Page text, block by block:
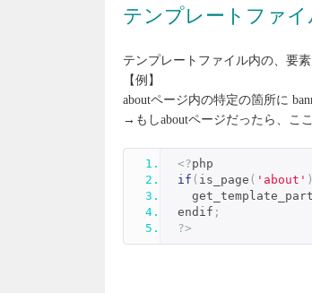
テンプレートファ
テンプレートファイル内の、要
【例】
aboutページ内の特定の箇所に
→もしaboutページだったら、こ
<?php
if ( is_page ( 'about'
  get_template_part
endif ;
?>